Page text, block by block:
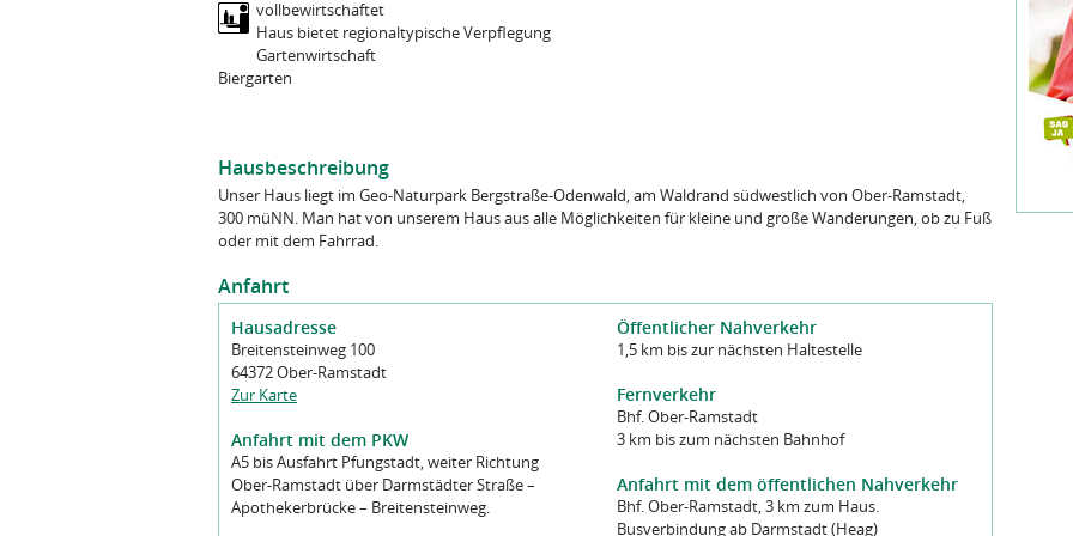
vollbewirtschaftet
Haus bietet regionaltypische Verpflegung
Gartenwirtschaft
Biergarten
Hausbeschreibung
Unser Haus liegt im Geo-Naturpark Bergstraße-Odenwald, am Waldrand südwestlich von Ober-Ramstadt,
300 müNN. Man hat von unserem Haus aus alle Möglichkeiten für kleine und große Wanderungen, ob zu Fuß
oder mit dem Fahrrad.
Anfahrt
Hausadresse
Breitensteinweg 100
64372 Ober-Ramstadt
Zur Karte
Anfahrt mit dem PKW
A5 bis Ausfahrt Pfungstadt, weiter Richtung
Ober-Ramstadt über Darmstädter Straße –
Apothekerbrücke – Breitensteinweg.
Öffentlicher Nahverkehr
1,5 km bis zur nächsten Haltestelle
Fernverkehr
Bhf. Ober-Ramstadt
3 km bis zum nächsten Bahnhof
Anfahrt mit dem öffentlichen Nahverkehr
Bhf. Ober-Ramstadt, 3 km zum Haus.
Busverbindung ab Darmstadt (Heag)